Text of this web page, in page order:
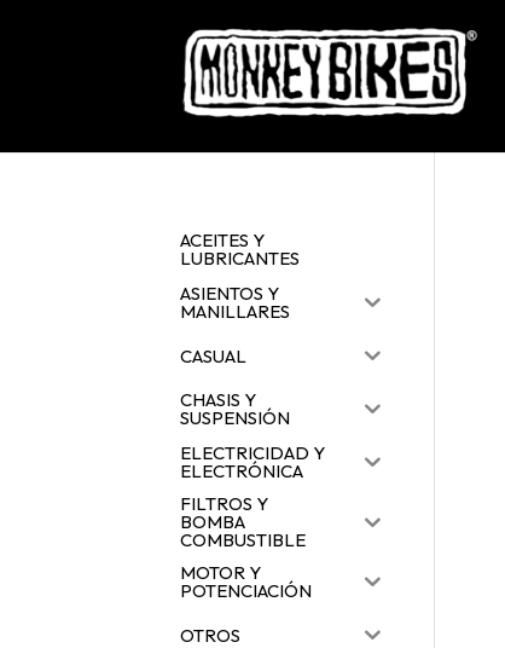
ACEITES Y
LUBRICANTES
ASIENTOS Y
MANILLARES
CASUAL
CHASIS Y
SUSPENSIÓN
ELECTRICIDAD Y
ELECTRÓNICA
FILTROS Y
BOMBA
COMBUSTIBLE
MOTOR Y
POTENCIACIÓN
OTROS